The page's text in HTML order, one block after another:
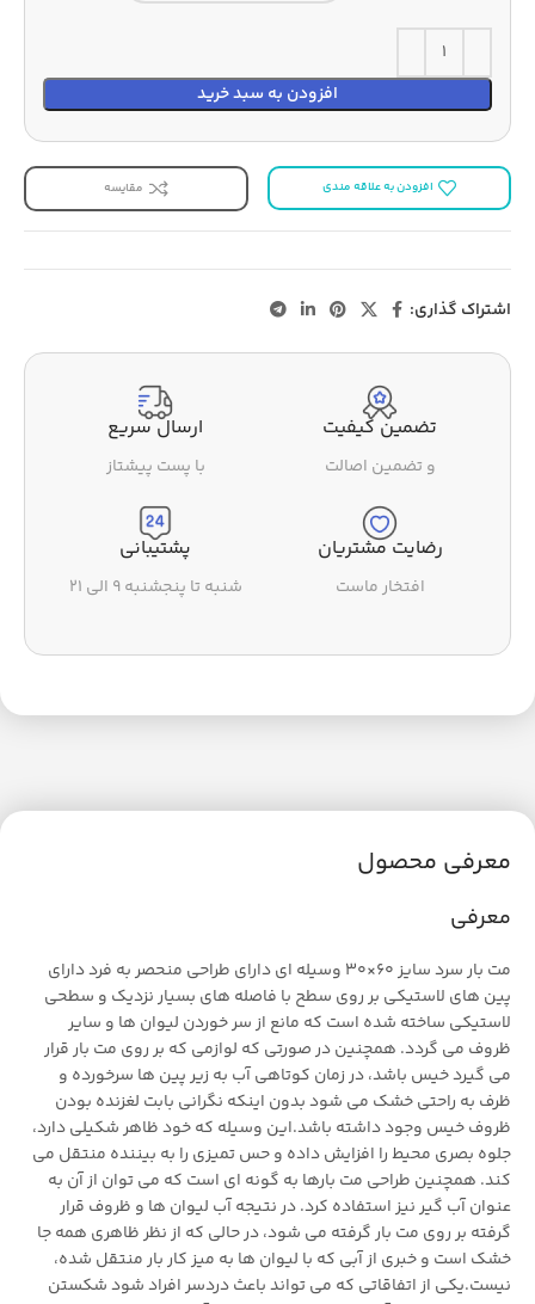
افزودن به سبد خرید
افزودن به علاقه مندی مقایسه
اشتراک گذاری:
تضمین کیفیت
و تضمین اصالت
ارسال سریع
با پست پیشتاز
رضایت مشتریان
افتخار ماست
پشتیبانی
شنبه تا پنجشنبه ۹ الی ۲۱
معرفی محصول
معرفی
مت بار سرد سایز 60×30 وسیله ای دارای طراحی منحصر به فرد دارای
پین های لاستیکی بر روی سطح با فاصله های بسیار نزدیک و سطحی
لاستیکی ساخته شده است که مانع از سر خوردن لیوان ها و سایر
ظروف می گردد. همچنین در صورتی که لوازمی که بر روی مت بار قرار
می گیرد خیس باشد، در زمان کوتاهی آب به زیر پین ها سرخورده و
ظرف به راحتی خشک می شود بدون اینکه نگرانی بابت لغزنده بودن
ظروف خیس وجود داشته باشد.این وسیله که خود ظاهر شکیلی دارد،
جلوه بصری محیط را افزایش داده و حس تمیزی را به بیننده منتقل می
کند. همچنین طراحی مت بارها به گونه ای است که می توان از آن به
عنوان آب گیر نیز استفاده کرد. در نتیجه آب لیوان ها و ظروف قرار
گرفته بر روی مت بار گرفته می شود، در حالی که از نظر ظاهری همه جا
خشک است و خبری از آبی که با لیوان ها به میز کار بار منتقل شده،
نیست.یکی از اتفاقاتی که می تواند باعث دردسر افراد شود شکستن